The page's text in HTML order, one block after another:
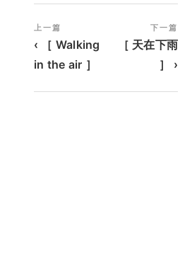
文章导航
上一篇
‹ ［ Walking
in the air ］
下一篇
［ 天在下雨
］ ›